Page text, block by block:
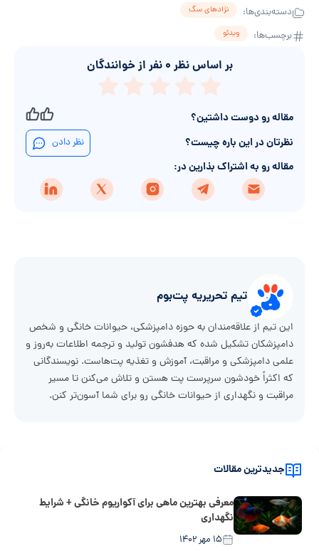
دسته‌بندی‌ها: نژادهای سگ
برچسب‌ها: ویدئو
بر اساس نظر ۰ نفر از خوانندگان
مقاله رو دوست داشتین؟
نظرتان در این باره چیست؟
نظر دادن
مقاله رو به اشتراک بذارین در:
تیم تحریریه پت‌بوم
این تیم از علاقه‌مندان به حوزه دامپزشکی، حیوانات خانگی و شخص
دامپزشکان تشکیل شده که هدفشون تولید و ترجمه اطلاعات به‌روز و
علمی دامپزشکی و مراقبت، آموزش و تغذیه پت‌هاست. نویسندگانی
که اکثراً خودشون سرپرست پت هستن و تلاش می‌کنن تا مسیر
مراقبت و نگهداری از حیوانات خانگی رو برای شما آسون‌تر کنن.
جدیدترین مقالات
معرفی بهترین ماهی برای آکواریوم خانگی + شرایط
نگهداری
۱۵ مهر ۱۴۰۲